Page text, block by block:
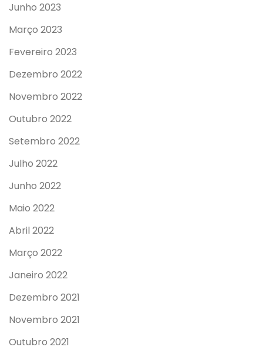
Junho 2023
Março 2023
Fevereiro 2023
Dezembro 2022
Novembro 2022
Outubro 2022
Setembro 2022
Julho 2022
Junho 2022
Maio 2022
Abril 2022
Março 2022
Janeiro 2022
Dezembro 2021
Novembro 2021
Outubro 2021